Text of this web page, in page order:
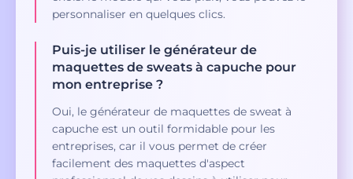
personnaliser en quelques clics.
Puis-je utiliser le générateur de
maquettes de sweats à capuche pour
mon entreprise ?
Oui, le générateur de maquettes de sweat à
capuche est un outil formidable pour les
entreprises, car il vous permet de créer
facilement des maquettes d'aspect